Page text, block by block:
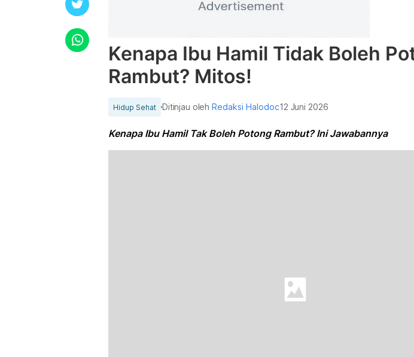
Kenapa Ibu Hamil Tidak Boleh
Rambut? Mitos!
Hidup Sehat Ditinjau olehRedaksi Halodoc12 Juni 2026
Kenapa Ibu Hamil Tak Boleh Potong Rambut? Ini Jawabannya